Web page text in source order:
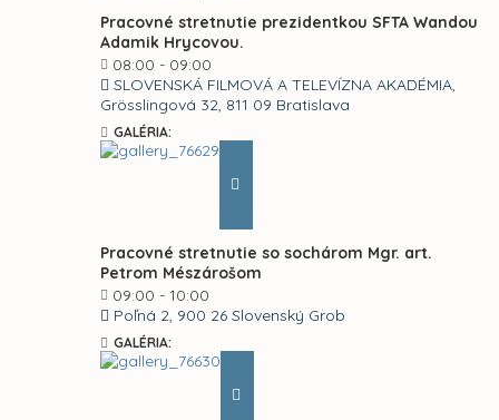
Pracovné stretnutie prezidentkou SFTA Wandou
Adamik Hrycovou.
08:00 - 09:00
SLOVENSKÁ FILMOVÁ A TELEVÍZNA AKADÉMIA,
Grösslingová 32, 811 09 Bratislava
GALÉRIA:
Pracovné stretnutie so sochárom Mgr. art.
Petrom Mészárošom
09:00 - 10:00
Poľná 2, 900 26 Slovenský Grob
GALÉRIA: